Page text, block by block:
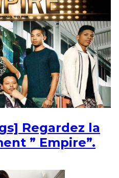
Regardez la
” Empire”.